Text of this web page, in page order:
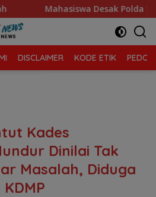
Desak Polda Sumut Tutup
DISCLAIMER KODE ETIK
Kades
Dinilai Tak
Masalah, Diduga